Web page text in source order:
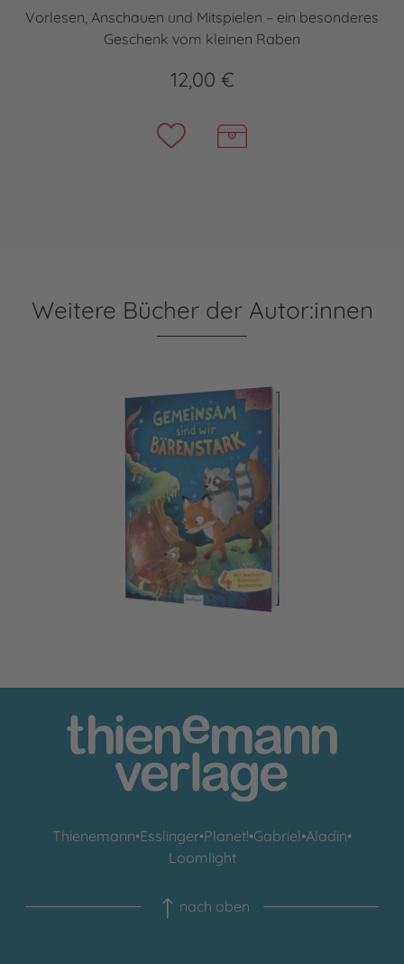
Vorlesen, Anschauen und Mitspielen – ein besonderes
Geschenk vom kleinen Raben
12,00 €
Weitere Bücher der Autor:innen
Gemeinsam sind wir bärenstark
Thienemann•Esslinger•Planet!•Gabriel•Aladin•
Loomlight
nach oben